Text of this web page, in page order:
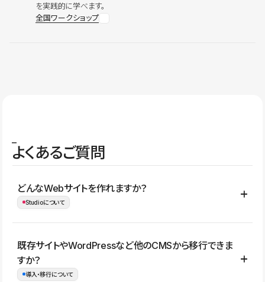
を実践的に学べます。
全国ワークショップ
よくあるご質問
どんなWebサイトを作れますか？
Studioについて
コーポレートサイト、サービスサイト、LP、採用サイト、ブロ
グ・メディア、イベントサイト、店舗・商品紹介サイト、ポートフ
ォリオなど幅広く制作できます。
既存サイトやWordPressなど他のCMSから移行できま
すか？
導入・移行について